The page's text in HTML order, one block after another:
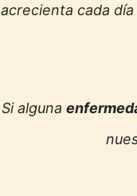
acrecienta cada
Si alguna